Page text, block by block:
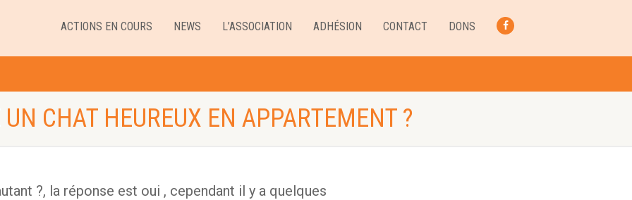
ACTIONS EN COURS NEWS L’ASSOCIATION ADHÉSION CONTACT DONS
CHAT HEUREUX EN APPARTEMENT ?
?, la réponse est oui , cependant il y a quelques